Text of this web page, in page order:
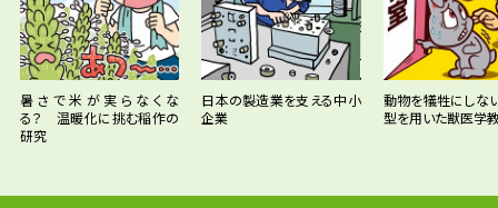
暑さで米が実らなくな
る？ 温暖化に挑む稲作の
研究
日本の製造業を支える中小
企業
動物を犠牲にしな
型を用いた獣医学